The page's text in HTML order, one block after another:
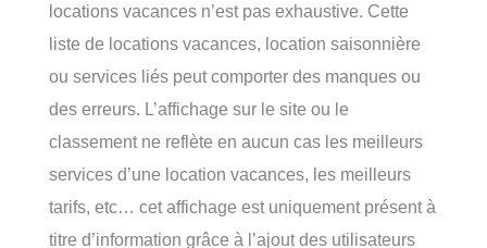
locations vacances n’est pas exhaustive. Cette
liste de locations vacances, location saisonnière
ou services liés peut comporter des manques ou
des erreurs. L’affichage sur le site ou le
classement ne reflète en aucun cas les meilleurs
services d’une location vacances, les meilleurs
tarifs, etc… cet affichage est uniquement présent à
titre d’information grâce à l’ajout des utilisateurs